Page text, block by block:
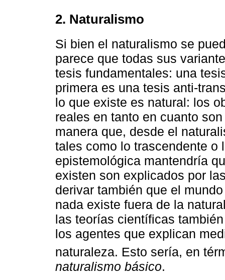
2. Naturalismo
Si bien el naturalismo se
parece que todas sus
tesis fundamentales: una
primera es una tesis anti-
lo que existe es natural: los
reales en tanto en cuanto
manera que, desde el
tales como lo trascendente o
epistemológica mantendría
existen son explicados por
derivar también que el
nada existe fuera de la
las teorías científicas
los agentes que explican
naturaleza. Esto sería, en
naturalismo básico.